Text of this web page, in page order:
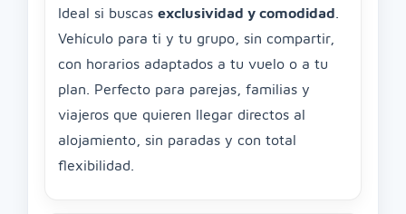
Ideal si buscas exclusividad y comodidad
Vehículo para ti y tu grupo, sin compartir,
con horarios adaptados a tu vuelo o a tu
plan. Perfecto para parejas, familias y
viajeros que quieren llegar directos al
alojamiento, sin paradas y con total
flexibilidad.